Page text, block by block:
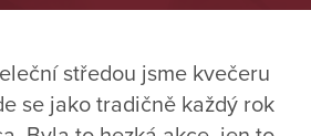
středou jsme kvečeru
se jako tradičně každý rok